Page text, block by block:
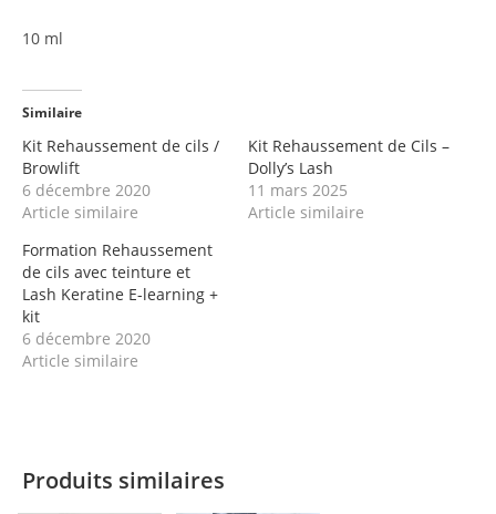
10 ml
Similaire
Kit Rehaussement de cils /
Browlift
6 décembre 2020
Article similaire
Kit Rehaussement de Cils –
Dolly’s Lash
11 mars 2025
Article similaire
Formation Rehaussement
de cils avec teinture et
Lash Keratine E-learning +
kit
6 décembre 2020
Article similaire
Produits similaires